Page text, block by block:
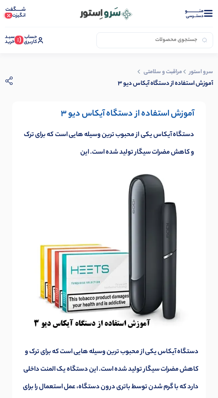
منــــــــــــو
دستــرسی
شـــــگفت
انگیزت
حساب
کاربری (: سبـد
خرید
سرو استور مراقبت و سلامتی
آموزش استفاده از دستگاه آیکاس دیو 3
آموزش استفاده از دستگاه آیکاس دیو 3
دستگاه آیکاس یکی از محبوب ترین وسیله هایی است که برای ترک
و کاهش مضرات سیگار تولید شده است. این
دستگاه آیکاس یکی از محبوب ترین وسیله هایی است که برای ترک و
کاهش مضرات سیگار تولید شده است. این دستگاه یک المنت داخلی
دارد که با گرم شدن توسط باتری درون دستگاه، عمل استعمال را برای